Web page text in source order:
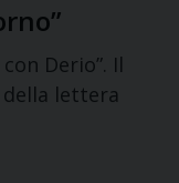
Derio”. Il
lettera